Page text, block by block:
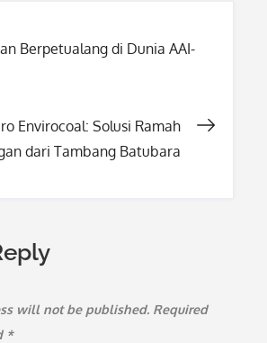
Berpetualang di Dunia AAI-
Envirocoal: Solusi Ramah
dari Tambang Batubara
will not be published. Required
*